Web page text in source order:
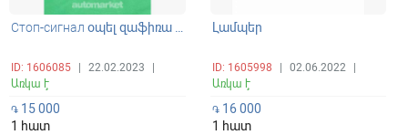
Стоп-сигнал օպել զաֆիռա ռեսթայլ
ID: 1606085 22.02.2023
Առկա է
֏ 15 000
1 հատ
Լամպեր
ID: 1605998 02.06.2022
Առկա է
֏16 000
1 հատ